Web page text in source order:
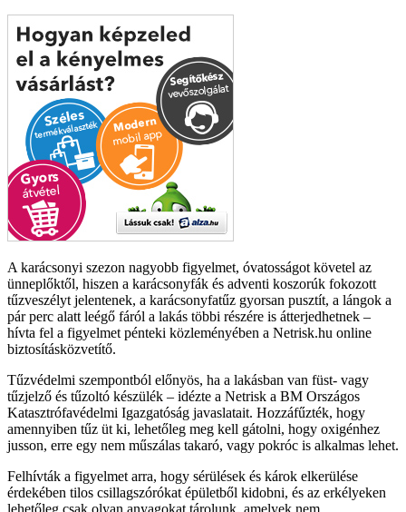
A karácsonyi szezon nagyobb figyelmet, óvatosságot követel az
ünneplőktől, hiszen a karácsonyfák és adventi koszorúk fokozott
tűzveszélyt jelentenek, a karácsonyfatűz gyorsan pusztít, a lángok a
pár perc alatt leégő fáról a lakás többi részére is átterjedhetnek –
hívta fel a figyelmet pénteki közleményében a Netrisk.hu online
biztosításközvetítő.
Tűzvédelmi szempontból előnyös, ha a lakásban van füst- vagy
tűzjelző és tűzoltó készülék – idézte a Netrisk a BM Országos
Katasztrófavédelmi Igazgatóság javaslatait. Hozzáfűzték, hogy
amennyiben tűz üt ki, lehetőleg meg kell gátolni, hogy oxigénhez
jusson, erre egy nem műszálas takaró, vagy pokróc is alkalmas lehet.
Felhívták a figyelmet arra, hogy sérülések és károk elkerülése
érdekében tilos csillagszórókat épületből kidobni, és az erkélyeken
lehetőleg csak olyan anyagokat tárolunk, amelyek nem